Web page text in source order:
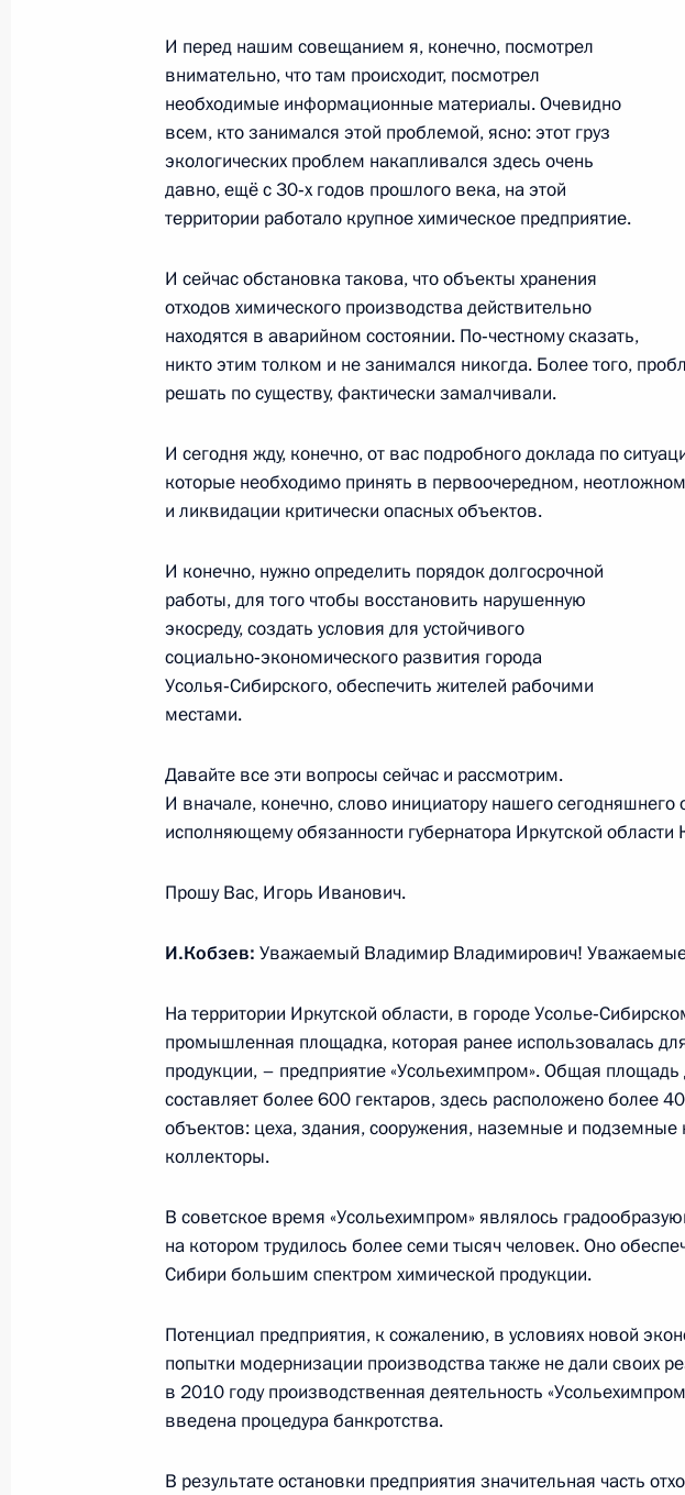
17 августа 2020 года, понедельник
Встреча с врио губернатора Пермского края Дмитрием
Махониным
17 августа 2020 года, 13:40 Московская область, Ново-Огарёво
14 августа 2020 года, пятница
Заявление Владимира Путина «О предложении России
встречу глав государств – постоянных членов Совета
Безопасности ООН с участием руководителей ФРГ и
Александром Цыбульским
14 августа 2020 года, 13:10 Московская область, Ново-Огарёво
13 августа 2020 года, четверг
Ковальчуком
13 августа 2020 года, 13:45 Московская область, Ново-Огарёво
Владимиром Солодовым
12 августа 2020 года, 12:05 Московская область, Ново-Огарёво
11 августа 2020 года, вторник
11 августа 2020 года, 12:30 Московская область, Ново-Огарёво
10 августа 2020 года, понедельник
Встреча с главой Роскомнадзора Андреем Липовым
10 августа 2020 года, 14:05 Москва, Кремль
И перед нашим совещанием я, конечно, посмотрел
внимательно, что там происходит, посмотрел
необходимые информационные материалы. Очевидно
всем, кто занимался этой проблемой, ясно: этот груз
экологических проблем накапливался здесь очень
давно, ещё с 30‑х годов прошлого века, на этой
территории работало крупное химическое предприятие.
И сейчас обстановка такова, что объекты хранения
отходов химического производства действительно
находятся в аварийном состоянии. По‑честному сказать,
никто этим толком и не занимался никогда. Более того,
решать по существу, фактически замалчивали.
И сегодня жду, конечно, от вас подробного доклада по
которые необходимо принять в первоочередном,
и ликвидации критически опасных объектов.
И конечно, нужно определить порядок долгосрочной
работы, для того чтобы восстановить нарушенную
экосреду, создать условия для устойчивого
социально‑экономического развития города
Усолья‑Сибирского, обеспечить жителей рабочими
местами.
Давайте все эти вопросы сейчас и рассмотрим.
И вначале, конечно, слово инициатору нашего сегодняшнего
исполняющему обязанности губернатора Иркутской
Прошу Вас, Игорь Иванович.
И.Кобзев: Уважаемый Владимир Владимирович!
На территории Иркутской области, в городе
промышленная площадка, которая ранее использовалась
продукции, – предприятие «Усольехимпром». Общая
составляет более 600 гектаров, здесь расположено более
объектов: цеха, здания, сооружения, наземные и
коллекторы.
В советское время «Усольехимпром» являлось
на котором трудилось более семи тысяч человек. Оно
Сибири большим спектром химической продукции.
Потенциал предприятия, к сожалению, в условиях новой
попытки модернизации производства также не дали своих
в 2010 году производственная деятельность
введена процедура банкротства.
В результате остановки предприятия значительная часть